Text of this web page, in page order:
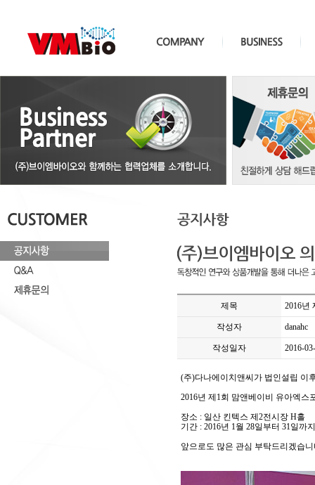
제목 2016년
작성자 danahc
작성일자 2016-
(주)다나에이치앤씨가 법인설립 이
2016년 제1회 맘앤베이비 유아엑스
장소 : 일산 킨텍스 제2전시장 H홀
기간 : 2016년 1월 28일부터 31일까지
앞으로도 많은 관심 부탁드리겠습